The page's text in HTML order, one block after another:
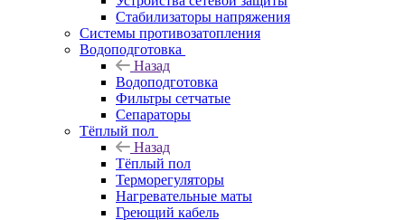
Стабилизаторы напряжения
Системы противозатопления
Водоподготовка
Назад
Водоподготовка
Фильтры сетчатые
Сепараторы
Тёплый пол
Назад
Тёплый пол
Терморегуляторы
Нагревательные маты
Греющий кабель